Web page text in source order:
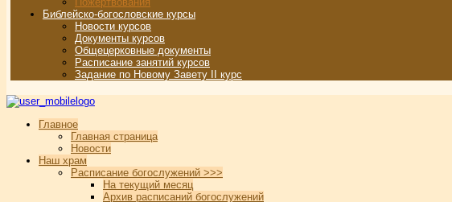
Библейско-богословские курсы
Новости курсов
Документы курсов
Общецерковные документы
Расписание занятий курсов
Задание по Новому Завету II курс
Главное
Главная страница
Новости
Наш храм
Расписание богослужений >>>
На текущий месяц
Архив расписаний богослужений